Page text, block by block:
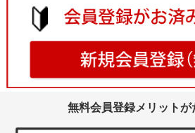
無料会員登録メリットが